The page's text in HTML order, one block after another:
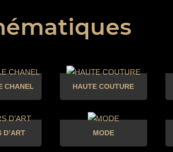
CHANEL HAUTE COUTURE
D’ART MODE